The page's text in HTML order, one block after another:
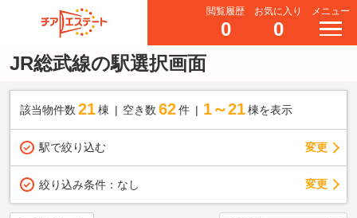
閲覧履歴
0
お気に入り
0
メニュー
JR総武線の駅選択画面
該当物件数 21棟 空き数 62 件 1～21 棟を表示
駅で絞り込む 変更
絞り込み条件： なし 変更